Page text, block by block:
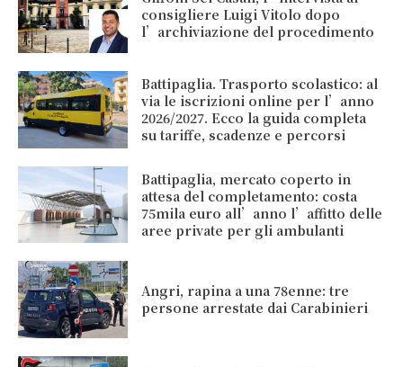
consigliere Luigi Vitolo dopo
l’archiviazione del procedimento
Battipaglia. Trasporto scolastico: al
via le iscrizioni online per l’anno
2026/2027. Ecco la guida completa
su tariffe, scadenze e percorsi
Battipaglia, mercato coperto in
attesa del completamento: costa
75mila euro all’anno l’affitto delle
aree private per gli ambulanti
Angri, rapina a una 78enne: tre
persone arrestate dai Carabinieri